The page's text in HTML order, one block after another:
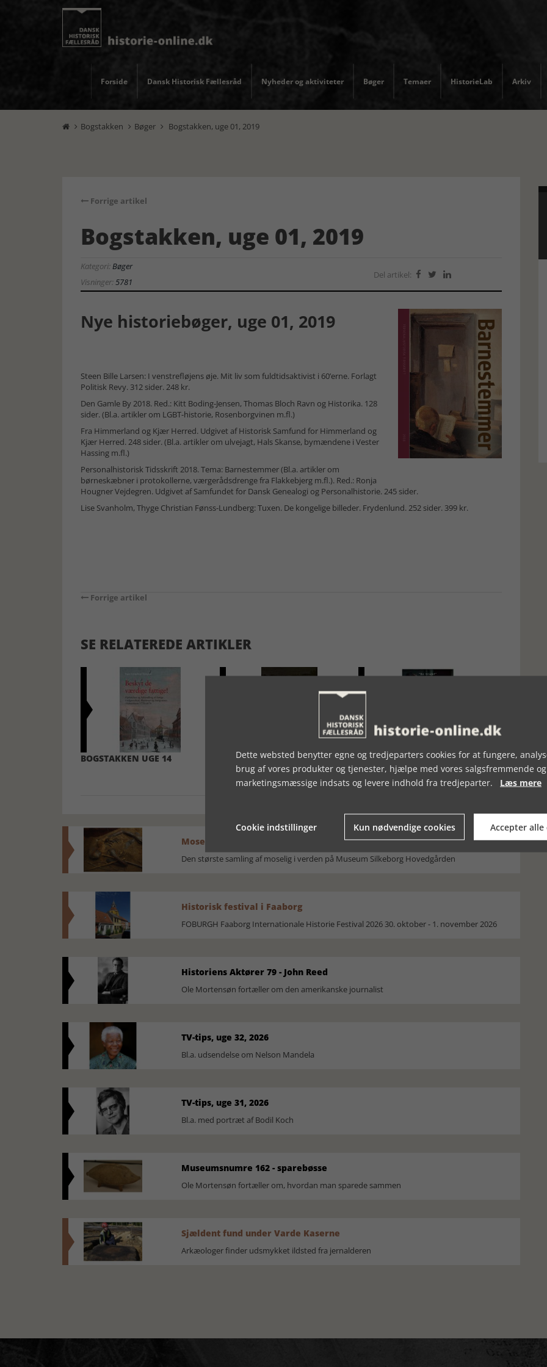
Forside Dansk Historisk Fællesråd Nyheder og aktiviteter Bøger Temaer HistorieLab Arkiv
 Bogstakken  Bøger  Bogstakken, uge 01, 2019
Forrige artikel
Bogstakken, uge 01, 2019
Kategori:Bøger
Visninger:5781
Del artikel:   
Nye historiebøger, uge 01, 2019
Steen Bille Larsen: I venstrefløjens øje. Mit liv som fuldtidsaktivist i 60’erne. Forlagt
Politisk Revy. 312 sider. 248 kr.
Den Gamle By 2018. Red.: Kitt Boding-Jensen, Thomas Bloch Ravn og Historika. 128
sider. (Bl.a. artikler om LGBT-historie, Rosenborgvinen m.fl.)
Fra Himmerland og Kjær Herred. Udgivet af Historisk Samfund for Himmerland og
Kjær Herred. 248 sider. (Bl.a. artikler om ulvejagt, Hals Skanse, bymændene i Vester
Hassing m.fl.)
Personalhistorisk Tidsskrift 2018. Tema: Barnestemmer (Bl.a. artikler om
børneskæbner i protokollerne, værgerådsdrenge fra Flakkebjerg m.fl.). Red.: Ronja
Hougner Vejdegren. Udgivet af Samfundet for Dansk Genealogi og Personalhistorie. 245 sider.
Lise Svanholm, Thyge Christian Fønss-Lundberg: Tuxen. De kongelige billeder. Frydenlund. 252 sider. 399 kr.
Forrige artikel
SE RELATEREDE ARTIKLER
BOGSTAKKEN UGE 14 BOGSTAKKEN UGE 18, 2026 BOGSTAKKEN, UGE 06, 2019
Mosefolket
Den største samling af moselig i verden på Museum Silkeborg Hovedgården
Historisk festival i Faaborg
FOBURGH Faaborg Internationale Historie Festival 2026 30. oktober - 1. november 2026
Historiens Aktører 79 - John Reed
Ole Mortensøn fortæller om den amerikanske journalist
TV-tips, uge 32, 2026
Bl.a. udsendelse om Nelson Mandela
TV-tips, uge 31, 2026
Bl.a. med portræt af Bodil Koch
Museumsnumre 162 - sparebøsse
Ole Mortensøn fortæller om, hvordan man sparede sammen
Sjældent fund under Varde Kaserne
Arkæologer finder udsmykket ildsted fra jernalderen
Dette websted benytter egne og tredjeparters cookies for at fungere,
brug af vores produkter og tjenester, hjælpe med vores salgsfremmende og
marketingsmæssige indsats og levere indhold fra tredjeparter. Læs mere
Cookie indstillinger Kun nødvendige cookies Accepter alle